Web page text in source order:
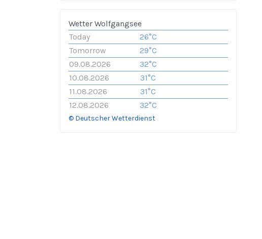
Wetter Wolfgangsee
Today
26°C
Tomorrow
29°C
09.08.2026
32°C
10.08.2026
31°C
11.08.2026
31°C
12.08.2026
32°C
© Deutscher Wetterdienst